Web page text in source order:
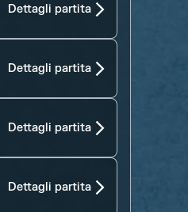
Dettagli partita
Dettagli partita
Dettagli partita
Dettagli partita